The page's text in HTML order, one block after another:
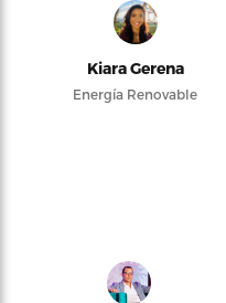
Kiara Gerena
Energía Renovable